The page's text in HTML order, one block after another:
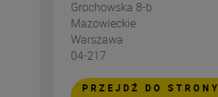
Grochowska 8-b
Mazowieckie
Warszawa
04-217
PRZEJDŹ DO STRONY